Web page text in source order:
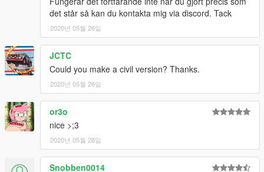
det står så kan du kontakta mig via discord. Tack
2020년 05월 26일
JCTC
Could you make a civil version? Thanks.
2020년 05월 26일
or3o
nice >;3
2020년 05월 28일
Snobben0014